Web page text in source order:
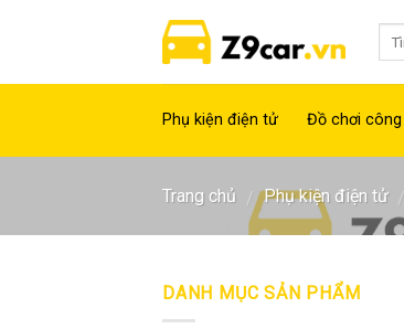
Phụ kiện điện tử Đồ chơi công
Trang chủ / Phụ kiện điện tử /
DANH MỤC SẢN PHẨM